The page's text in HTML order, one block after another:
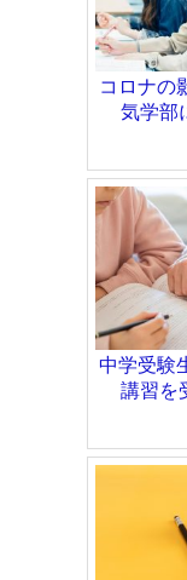
コロナの
気学部
中学受験
講習を